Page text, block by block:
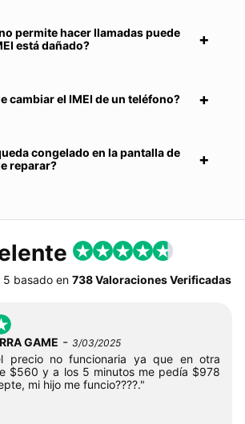
permite hacer llamadas puede
está dañado?
cambiar el IMEI de un teléfono?
congelado en la pantalla de
reparar?
5 basado en 738 Valoraciones Verificadas
GAME - 3/03/2025
precio no funcionaria ya que en otra
$560 y a los 5 minutos me pedía $978
mi hijo me funcio????."